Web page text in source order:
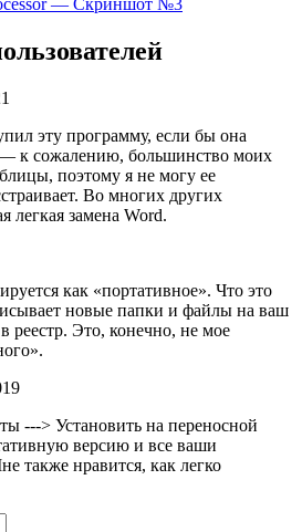
эту программу, если бы она
к сожалению, большинство моих
поэтому я не могу ее
Во многих других
легкая замена Word.
как «портативное». Что это
новые папки и файлы на ваш
реестр. Это, конечно, не мое
---> Установить на переносной
версию и все ваши
также нравится, как легко